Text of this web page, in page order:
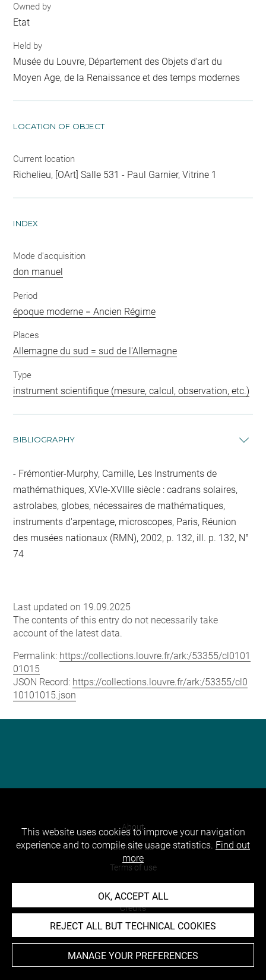
Owned by
Etat
Held by
Musée du Louvre, Département des Objets d'art du
Moyen Age, de la Renaissance et des temps modernes
LOCATION OF OBJECT
Current location
Richelieu, [OArt] Salle 531 - Paul Garnier, Vitrine 1
INDEX
Mode d'acquisition
don manuel
Period
époque moderne = Ancien Régime
Places
Allemagne du sud = sud de l'Allemagne
Type
instrument scientifique (mesure, calcul, observation, etc.)
BIBLIOGRAPHY
Frémontier-Murphy, Camille, Les Instruments de
mathémathiques, XVIe-XVIIIe siècle : cadrans solaires,
astrolabes, globes, nécessaires de mathématiques,
instruments d'arpentage, microscopes, Paris, Réunion
des musées nationaux (RMN), 2002, p. 132, ill. p. 132, N°
74
Last updated on 19.09.2025
The contents of this entry do not necessarily take
account of the latest data.
Permalink: https://collections.louvre.fr/ark:/53355/cl0101
01015
JSON Record: https://collections.louvre.fr/ark:/53355/cl0
10101015.json
About
Contact Us
Terms of use
Credits
Accessibility : non compliant
This website uses cookies to improve your navigation
experience and to compile site usage statistics. Find out
more
OK, ACCEPT ALL
REJECT ALL BUT TECHNICAL COOKIES
MANAGE YOUR PREFERENCES